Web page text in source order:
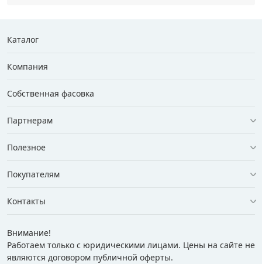
Каталог
Компания
Собственная фасовка
Партнерам
Полезное
Покупателям
Контакты
Внимание!
Работаем только с юридическими лицами. Цены на сайте не
являются договором публичной оферты.